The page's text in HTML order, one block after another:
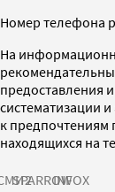
Номер телефона
На
предоставления
систематизации
к предпочтениям
находящихся на
SPARROWINFOX